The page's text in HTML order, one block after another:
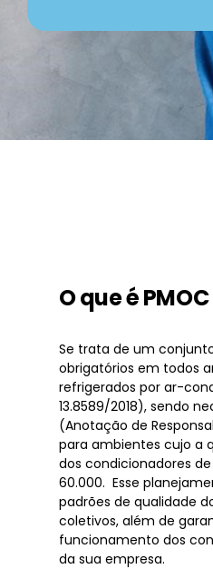
O que é PMOC
Se trata de um
obrigatórios em todos
refrigerados por ar-
13.8589/2018), sendo
(Anotação de
para ambientes cujo a
dos condicionadores
60.000. Esse
padrões de qualidade
coletivos, além de
funcionamento dos
da sua empresa.